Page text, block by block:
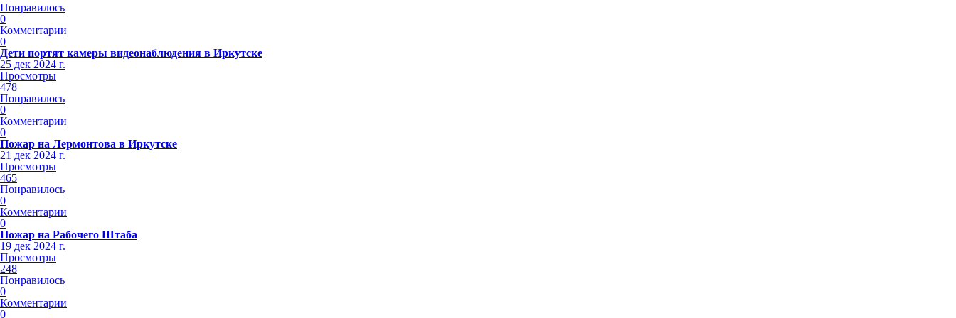
Понравилось
0
Комментарии
0
Дети портят камеры видеонаблюдения в Иркутске
25 дек 2024 г.
Просмотры
478
Понравилось
0
Комментарии
0
Пожар на Лермонтова в Иркутске
21 дек 2024 г.
Просмотры
465
Понравилось
0
Комментарии
0
Пожар на Рабочего Штаба
19 дек 2024 г.
Просмотры
248
Понравилось
0
Комментарии
0